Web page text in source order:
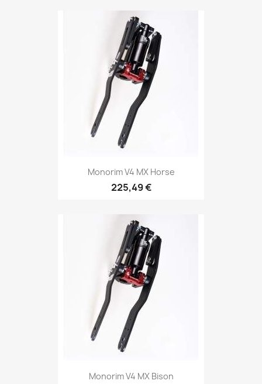
Monorim V4 MX Horse
225,49 €
Monorim V4 MX Bison